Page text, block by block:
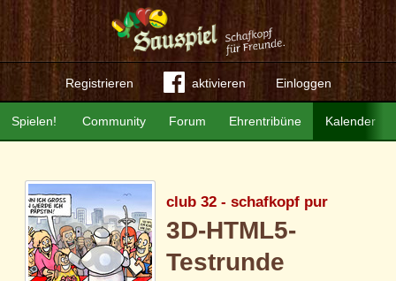
Registrieren aktivieren Einloggen
Community Forum Ehrentribüne Kalender
Spielen!
club 32 - schafkopf pur
3D-HTML5-
Testrunde